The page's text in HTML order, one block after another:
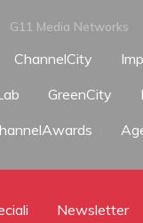
G11 Media Networks
ChannelCity
GreenCity
Newsletter